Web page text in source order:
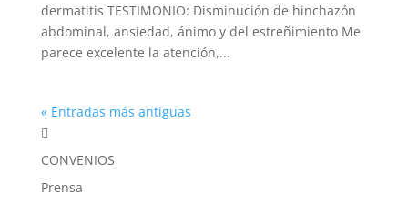
dermatitis TESTIMONIO: Disminución de hinchazón
abdominal, ansiedad, ánimo y del estreñimiento Me
parece excelente la atención,...
« Entradas más antiguas

CONVENIOS
Prensa